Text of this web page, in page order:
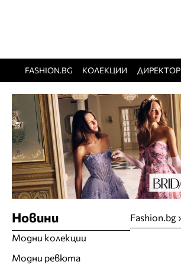
FASHION.BG КОЛЕКЦИИ
Fashion.bg
Новини
Модни колекции
Модни ревюта